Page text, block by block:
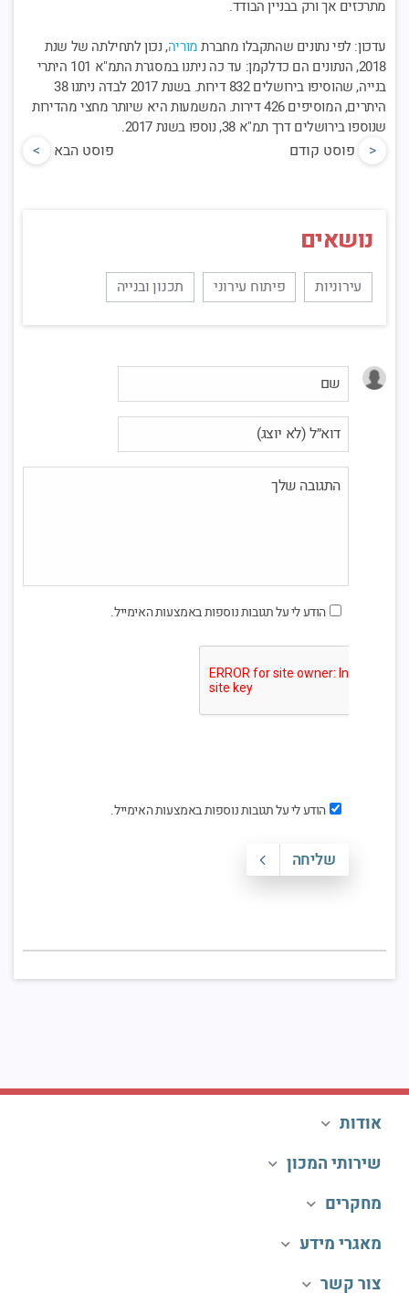
מתרכזים אך ורק בבניין הבודד.
עדכון: לפי נתונים שהתקבלו מחברתמוריה, נכון לתחילתה של שנת
2018, הנתונים הם כדלקמן: עד כה ניתנו במסגרת התמ"א 101 היתרי
בנייה, שהוסיפו בירושלים 832 דירות. בשנת 2017 לבדה ניתנו 38
היתרים, המוסיפים 426 דירות. המשמעות היא שיותר מחצי מהדירות
שנוספו בירושלים דרך תמ"א 38, נוספו בשנת 2017.
< פוסט קודם פוסט הבא >
נושאים
עירוניות פיתוח עירוני תכנון ובנייה
הודע לי על תגובות נוספות באמצעות האימייל.
הודע לי על תגובות נוספות באמצעות האימייל.
שליחה
אודות
שירותי המכון
מחקרים
מאגרי מידע
צור קשר